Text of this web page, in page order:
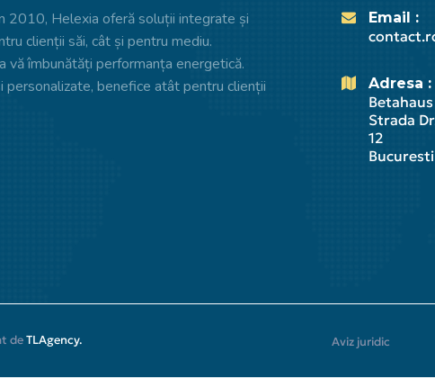
2010, Helexia oferă soluții integrate și
clienții săi, cât și pentru mediu.
îmbunătăți performanța energetică.
benefice atât pentru clienții
Email :
Adresa :
Betahaus
Strada
12
deTLAgency. Aviz juridic